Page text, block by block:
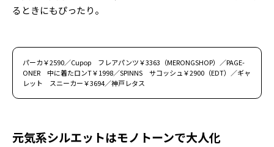
るときにもぴったり。
パーカ￥2590／Cupop フレアパンツ￥3363（MERONGSHOP）／PAGE-
ONER 中に着たロンT￥1998／SPINNS サコッシュ￥2900（EDT）／ギャ
レット スニーカー￥3694／神戸レタス
元気系シルエットはモノトーンで大人化